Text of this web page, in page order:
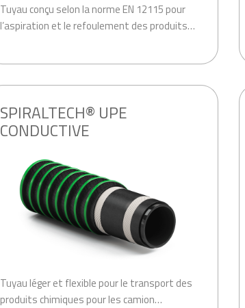
Tuyau conçu selon la norme EN 12115 pour
l’aspiration et le refoulement des produits…
SPIRALTECH® UPE
CONDUCTIVE
Tuyau léger et flexible pour le transport des
produits chimiques pour les camion…